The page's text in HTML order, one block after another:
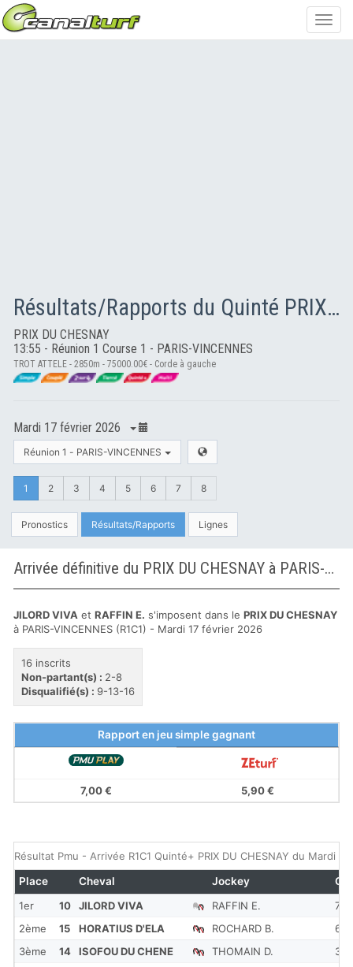
Résultats/Rapports du Quinté PRIX DU CHESNAY
PRIX DU CHESNAY
13:55 - Réunion 1 Course 1 - PARIS-VINCENNES
TROT ATTELE - 2850m - 75000.00€ - Corde à gauche
Mardi 17 février 2026
Réunion 1 - PARIS-VINCENNES
1 2 3 4 5 6 7 8
Pronostics Résultats/Rapports Lignes
Arrivée définitive du PRIX DU CHESNAY à PARIS-VINCENNES
JILORD VIVA et RAFFIN E. s'imposent dans le PRIX DU CHESNAY
à PARIS-VINCENNES (R1C1) - Mardi 17 février 2026
16 inscrits
Non-partant(s) : 2-8
Disqualifié(s) : 9-13-16
Rapport en jeu simple gagnant
7,00 € 5,90 €
Résultat Pmu - Arrivée R1C1 Quinté+ PRIX DU CHESNAY du Mardi
1er 10 JILORD VIVA RAFFIN E.
7
2ème
15 HORATIUS D'ELA ROCHARD B.
6
3ème
14 ISOFOU DU CHENE THOMAIN D.
3.2
Place Cheval Jockey